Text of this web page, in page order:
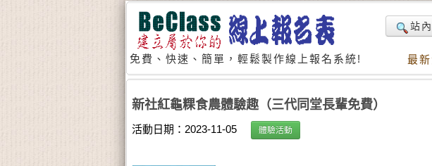
免費、快速、簡單，輕鬆製作線上報名系統!
站
最
新社紅龜粿食農體驗趣（三代同堂長輩免費）
活動日期：2023-11-05 體驗活動